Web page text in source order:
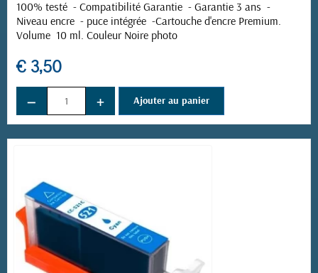
100% testé - Compatibilité Garantie - Garantie 3 ans -
Niveau encre - puce intégrée -Cartouche d'encre Premium.
Volume 10 ml. Couleur Noire photo
€ 3,50
− + Ajouter au panier